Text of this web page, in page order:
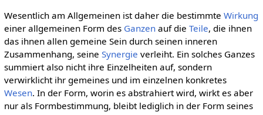
Wesentlich am Allgemeinen ist daher die bestimmte Wirkung
einer allgemeinen Form des Ganzenauf die Teile, die ihnen
das ihnen allen gemeine Sein durch seinen inneren
Zusammenhang, seine Synergie verleiht. Ein solches Ganzes
summiert also nicht ihre Einzelheiten auf, sondern
verwirklicht ihr gemeines und im einzelnen konkretes
Wesen. In der Form, worin es abstrahiert wird, wirkt es aber
nur als Formbestimmung, bleibt lediglich in der Form seines